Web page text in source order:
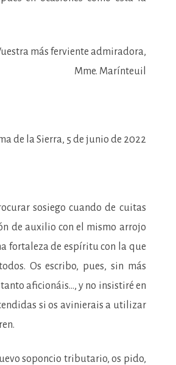
más ferviente admiradora,
Mme. Marínteuil
de la Sierra, 5 de junio de 2022
sosiego cuando de cuitas
de auxilio con el mismo arrojo
fortaleza de espíritu con la que
Os escribo, pues, sin más
aficionáis…, y no insistiré en
si os avinierais a utilizar
soponcio tributario, os pido,